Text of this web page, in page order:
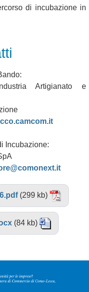
di incubazione in
Artigianato e
Incubazione:
(299 kb)
(84 kb)